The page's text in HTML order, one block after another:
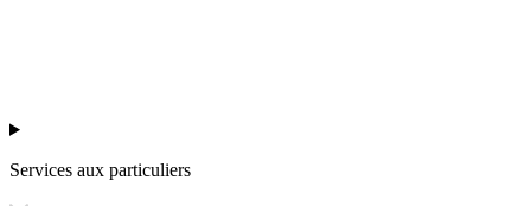
Services aux particuliers